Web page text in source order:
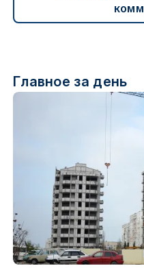
Главное за день